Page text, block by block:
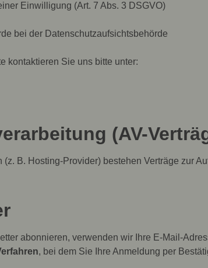
Einwilligung (Art. 7 Abs. 3 DSGVO)
bei der Datenschutzaufsichtsbehörde
kontaktieren Sie uns bitte unter:
(AV-
(z. B. Hosting-Provider) bestehen Verträge zur
abonnieren, verwenden wir Ihre E-Mail-
, bei dem Sie Ihre Anmeldung per